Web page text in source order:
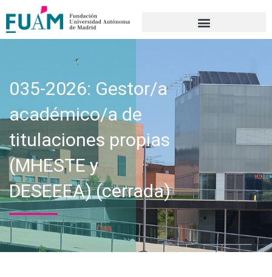
035-2026: Gestor/a
académico/a de
titulaciones propias
(MHESTE y
DESEEEA) (cerrada)